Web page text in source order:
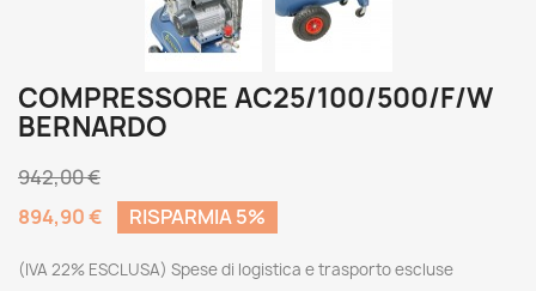
COMPRESSORE AC25/100/500/F/W
BERNARDO
942,00 €
894,90 €
RISPARMIA 5%
(IVA 22% ESCLUSA) Spese di logistica e trasporto escluse